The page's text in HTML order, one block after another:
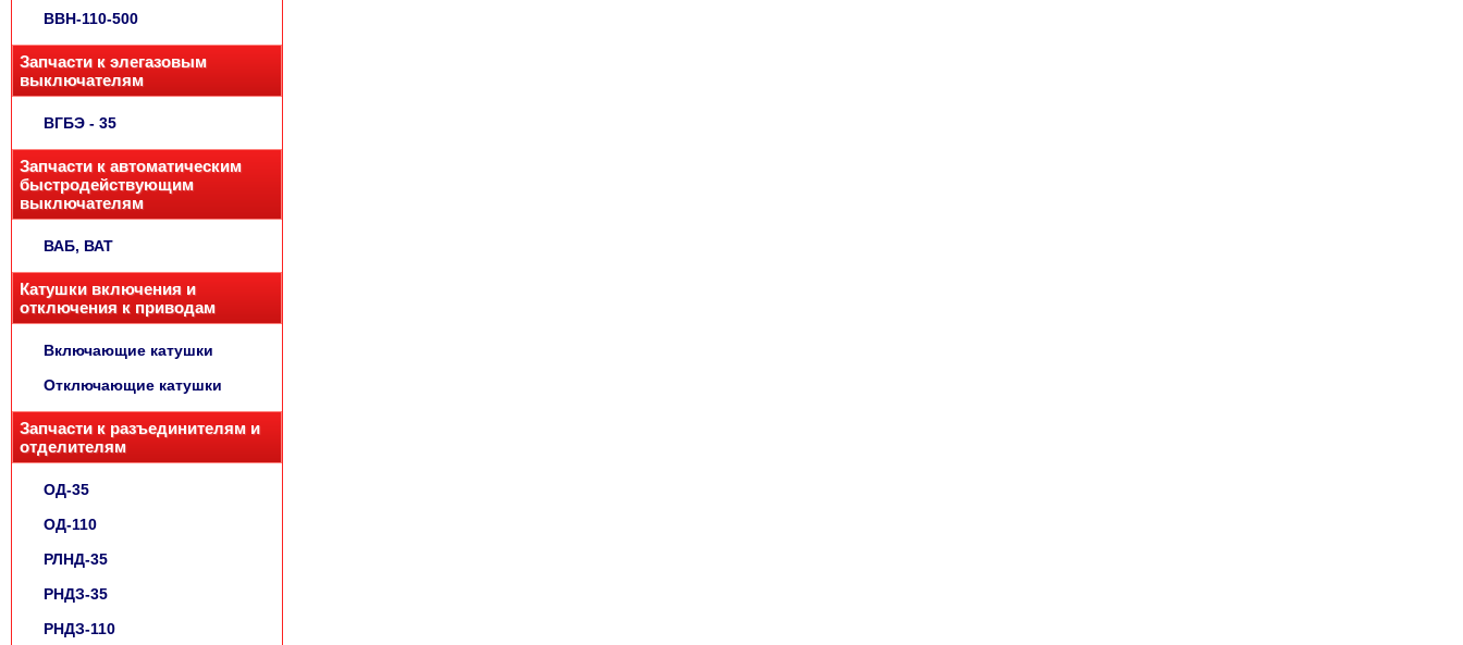
ВВН-110-500
Запчасти к элегазовым
выключателям
ВГБЭ - 35
Запчасти к автоматическим
быстродействующим
выключателям
ВАБ, ВАТ
Катушки включения и
отключения к приводам
Включающие катушки
Отключающие катушки
Запчасти к разъединителям и
отделителям
ОД-35
ОД-110
РЛНД-35
РНДЗ-35
РНДЗ-110